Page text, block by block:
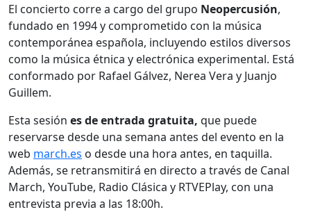
El concierto corre a cargo del grupo Neopercusión,
fundado en 1994 y comprometido con la música
contemporánea española, incluyendo estilos diversos
como la música étnica y electrónica experimental. Está
conformado por Rafael Gálvez, Nerea Vera y Juanjo
Guillem.
Esta sesión es de entrada gratuita, que puede
reservarse desde una semana antes del evento en la
web march.es o desde una hora antes, en taquilla.
Además, se retransmitirá en directo a través de Canal
March, YouTube, Radio Clásica y RTVEPlay, con una
entrevista previa a las 18:00h.